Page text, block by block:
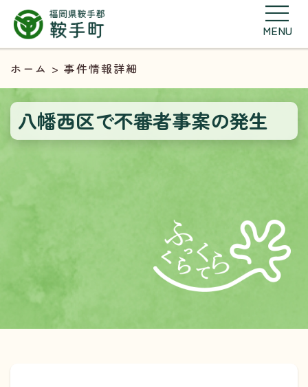
MENU
ホーム > 事件情報詳細
八幡西区で不審者事案の発生